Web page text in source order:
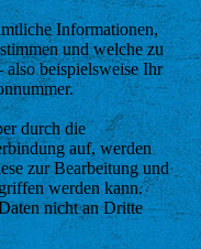
Informationen,
und welche zu
beispielsweise Ihr
durch die
auf, werden
zur Bearbeitung und
werden kann.
nicht an Dritte